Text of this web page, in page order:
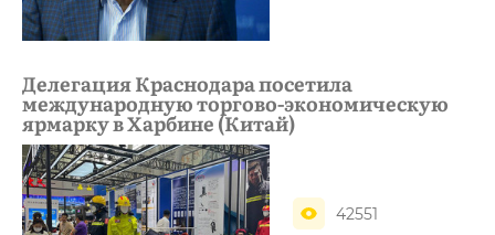
Делегация Краснодара посетила
международную торгово-экономическую
ярмарку в Харбине (Китай)
42551